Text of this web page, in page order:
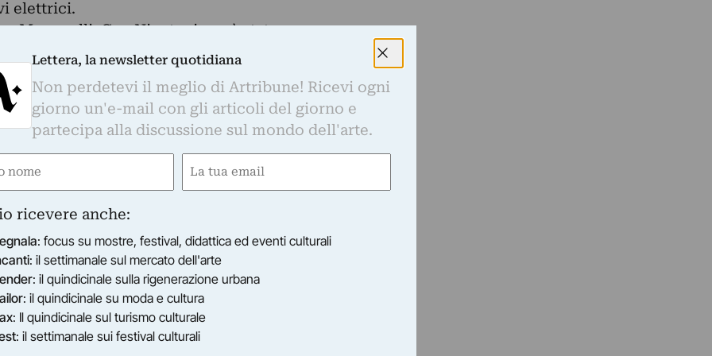
elettrici.
Mazzarelli, Ceo Ninetynine - è stato messo a
depositi e prestiti con l’obiettivo di
immobiliare, in attesa di dare vita ad una
Così il palazzo di inizio Novecento, che un
degli esami di Stato, riapre i battenti e - per la
pubblico, ospitando al suo interno una
Un’esposizione che punta a un connubio
da sempre apprezzato da turisti e non per i
enogastronomico sia culturale.”
EXHIBITIONS - società specializzata nella
e installazione di grandi eventi
nella Capitale dopo aver incantato
- The Experience lo spettatore viaggia con
la Parigi degli Impressionisti, Arles, Saint
attraverso 800 opere che il Maestro ha
Lettera, la newsletter quotidiana
Non perdetevi il meglio di Artribune! Ricevi ogni
giorno un'e-mail con gli articoli del giorno e
partecipa alla discussione sul mondo dell'arte.
Email
ricevere anche:
: focus su mostre, festival, didattica ed eventi culturali
: il settimanale sul mercato dell'arte
: il quindicinale sulla rigenerazione urbana
: il quindicinale su moda e cultura
: Il quindicinale sul turismo culturale
: il settimanale sui festival culturali